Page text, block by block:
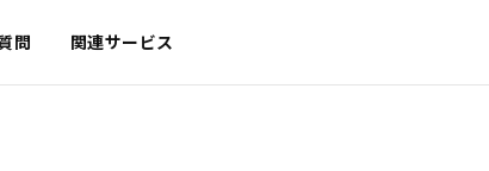
問 関連サービス